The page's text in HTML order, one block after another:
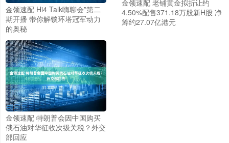
金领速配 Hi4 Talk嗨聊会”第二
期开播 带你解锁环塔冠军动力
的奥秘
金领速配 老铺黄金拟折让约
4.50%配售371.18万股新H股 净
筹约27.07亿港元
金领速配 特朗普会因中国购买
俄石油对华征收次级关税？外交
部回应